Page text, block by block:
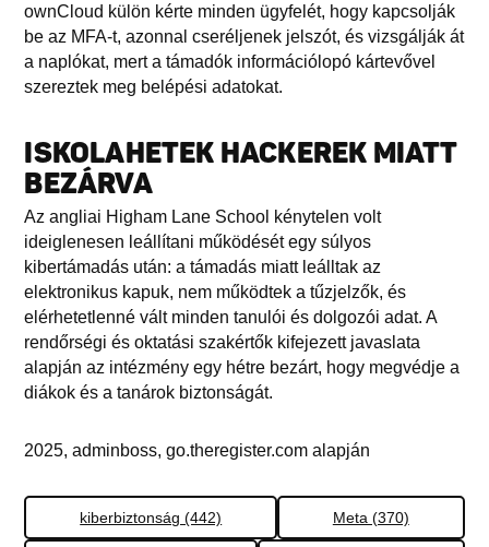
ownCloud külön kérte minden ügyfelét, hogy kapcsolják
be az MFA-t, azonnal cseréljenek jelszót, és vizsgálják át
a naplókat, mert a támadók információlopó kártevővel
szereztek meg belépési adatokat.
ISKOLAHETEK HACKEREK MIATT
BEZÁRVA
Az angliai Higham Lane School kénytelen volt
ideiglenesen leállítani működését egy súlyos
kibertámadás után: a támadás miatt leálltak az
elektronikus kapuk, nem működtek a tűzjelzők, és
elérhetetlenné vált minden tanulói és dolgozói adat. A
rendőrségi és oktatási szakértők kifejezett javaslata
alapján az intézmény egy hétre bezárt, hogy megvédje a
diákok és a tanárok biztonságát.
2025, adminboss, go.theregister.com alapján
kiberbiztonság (442) Meta (370)